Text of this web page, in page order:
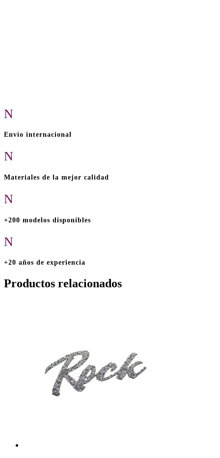
N
Envío internacional
N
Materiales de la mejor calidad
N
+200 modelos disponibles
N
+20 años de experiencia
Productos relacionados